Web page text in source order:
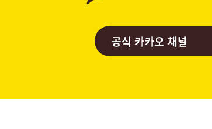
공식 카카오 채널